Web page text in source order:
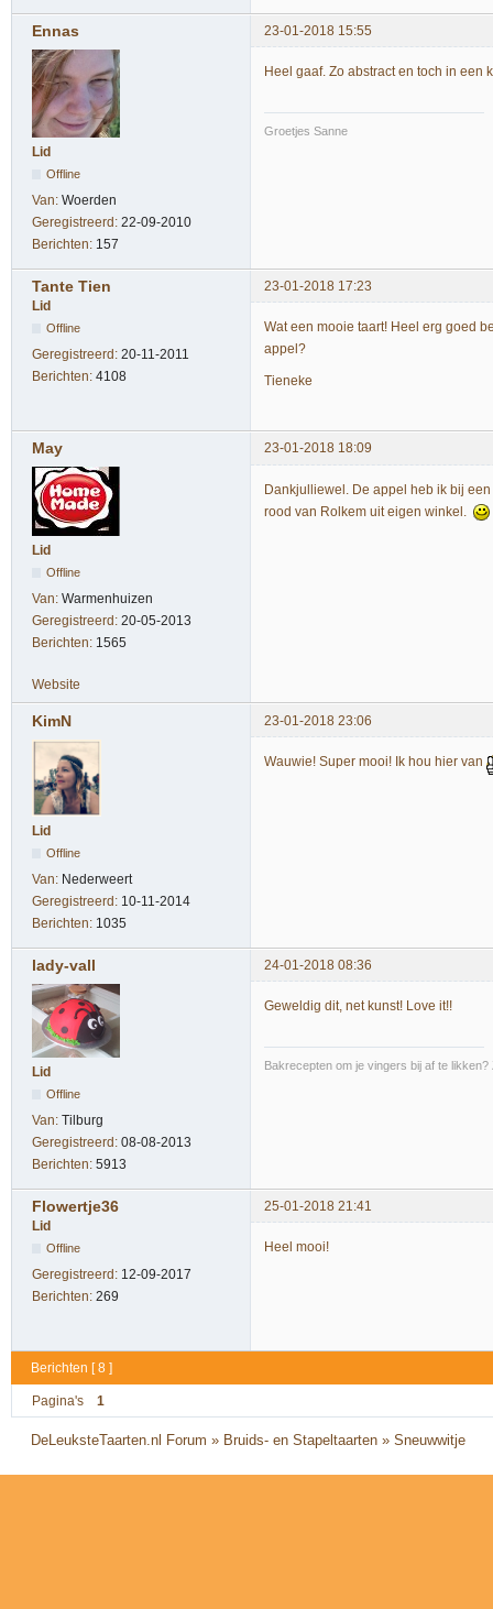
Ennas 23-01-2018 15:55
Lid
Offline
Van: Woerden
Geregistreerd: 22-09-2010
Berichten: 157
Heel gaaf. Zo abstract en toch in een
Groetjes Sanne
Tante Tien
23-01-2018 17:23
Lid
Offline
Geregistreerd: 20-11-2011
Berichten: 4108
Wat een mooie taart! Heel erg goed
appel?
Tieneke
May 23-01-2018 18:09
Lid
Offline
Van: Warmenhuizen
Geregistreerd: 20-05-2013
Berichten: 1565
Dankjulliewel. De appel heb ik bij
rood van Rolkem uit eigen winkel.
Website
KimN 23-01-2018 23:06
Lid
Offline
Van: Nederweert
Geregistreerd: 10-11-2014
Berichten: 1035
Wauwie! Super mooi! Ik hou hier van
lady-vall 24-01-2018 08:36
Lid
Offline
Van: Tilburg
Geregistreerd: 08-08-2013
Berichten: 5913
Geweldig dit, net kunst! Love it!!
Bakrecepten om je vingers bij af te
Flowertje36
25-01-2018 21:41
Lid
Offline
Geregistreerd: 12-09-2017
Berichten: 269
Heel mooi!
Berichten [ 8 ]
Pagina's 1
DeLeuksteTaarten.nl Forum » Bruids- en Stapeltaarten »Sneuwwitje